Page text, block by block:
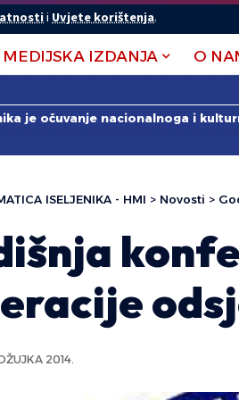
i Uvjete korištenja.
MEDIJSKA IZDANJA O
je očuvanje nacionalnoga i
ISELJENIKA - HMI > Novosti >
2014.